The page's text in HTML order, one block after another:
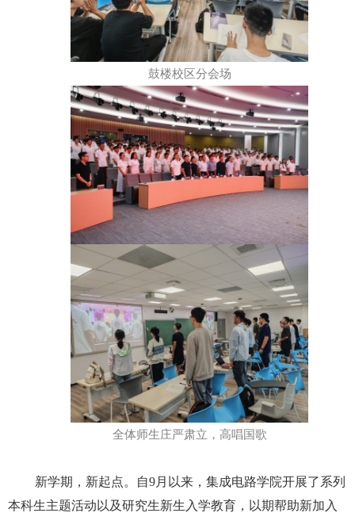
鼓楼校区分会场
全体师生庄严肃立，高唱国歌
新学期，新起点。自9月以来，集成电路学院开展了系列
本科生主题活动以及研究生新生入学教育，以期帮助新加入